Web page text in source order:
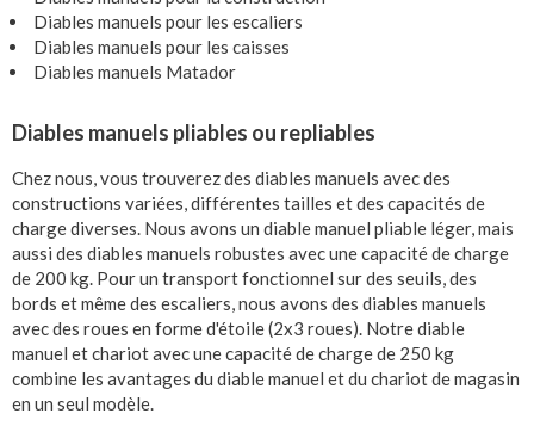
Diables manuels pour les escaliers
Diables manuels pour les caisses
Diables manuels Matador
Diables manuels pliables ou repliables
Chez nous, vous trouverez des diables manuels avec des
constructions variées, différentes tailles et des capacités de
charge diverses. Nous avons un diable manuel pliable léger, mais
aussi des diables manuels robustes avec une capacité de charge
de 200 kg. Pour un transport fonctionnel sur des seuils, des
bords et même des escaliers, nous avons des diables manuels
avec des roues en forme d'étoile (2x3 roues). Notre diable
manuel et chariot avec une capacité de charge de 250 kg
combine les avantages du diable manuel et du chariot de magasin
en un seul modèle.